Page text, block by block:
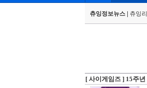
츄잉정보뉴스 츄잉
[ 사이게임즈 ] 15주